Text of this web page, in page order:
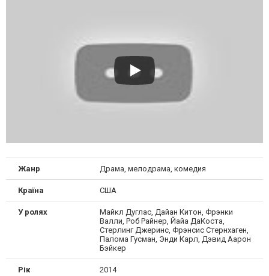
Жанр Драма, мелодрама, комедия
Країна США
У ролях
Майкл Дуглас, Дайан Китон, Фрэнки
Валли, Роб Райнер, Йайа ДаКоста,
Стерлинг Джеринс, Фрэнсис Стернхаген,
Палома Гусман, Энди Карл, Дэвид Аарон
Бэйкер
Рік 2014